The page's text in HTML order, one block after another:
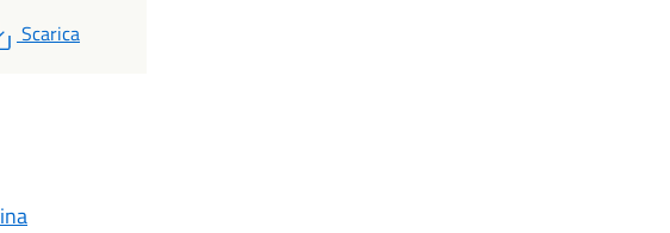
PDF
Scarica